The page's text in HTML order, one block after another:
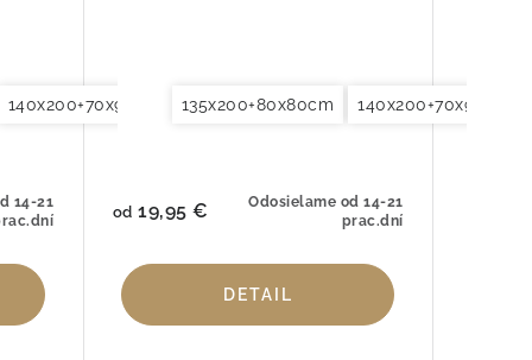
200x220+2x70x90cm 240x220x2x70x90cm Obliečky na
155x200+80x80cm 200x200+2x70x90cm
140x200+70x90cm 140x220+70x90cm 155x200+80x80cm
14-21
135x200+80x80cm 140x200+70x90cm
Odosielame od 14-21
prac.dní
od 19,95 €
DETAIL